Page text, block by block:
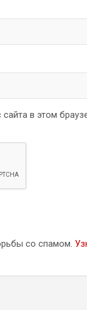
в этом
со спамом.